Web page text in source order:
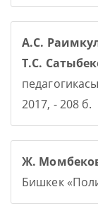
А.С.
Т.С.
2017, - 208 б.
Ж.
Бишкек